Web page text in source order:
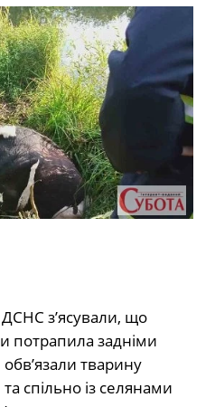
ДСНС з’ясували, що
потрапила задніми
тварину
спільно із селянами